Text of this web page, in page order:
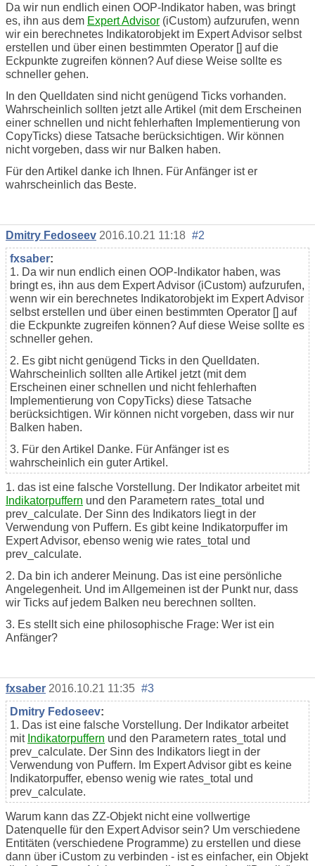
Da wir nun endlich einen OOP-Indikator haben, was bringt
es, ihn aus dem Expert Advisor (iCustom) aufzurufen, wenn
wir ein berechnetes Indikatorobjekt im Expert Advisor selbst
erstellen und über einen bestimmten Operator [] auf die
Eckpunkte zugreifen können? Auf diese Weise sollte es
schneller gehen.
In den Quelldaten sind nicht genügend Ticks vorhanden.
Wahrscheinlich sollten jetzt alle Artikel (mit dem Erscheinen
einer schnellen und nicht fehlerhaften Implementierung von
CopyTicks) diese Tatsache berücksichtigen. Wir können
nicht vorgeben, dass wir nur Balken haben.
Für den Artikel danke ich Ihnen. Für Anfänger ist er
wahrscheinlich das Beste.
Dmitry Fedoseev 2016.10.21 11:18 #2
fxsaber:
1. Da wir nun endlich einen OOP-Indikator haben, was
bringt es, ihn aus dem Expert Advisor (iCustom) aufzurufen,
wenn wir ein berechnetes Indikatorobjekt im Expert Advisor
selbst erstellen und über einen bestimmten Operator [] auf
die Eckpunkte zugreifen können? Auf diese Weise sollte es
schneller gehen.
2. Es gibt nicht genügend Ticks in den Quelldaten.
Wahrscheinlich sollten alle Artikel jetzt (mit dem
Erscheinen einer schnellen und nicht fehlerhaften
Implementierung von CopyTicks) diese Tatsache
berücksichtigen. Wir können nicht vorgeben, dass wir nur
Balken haben.
3. Für den Artikel Danke. Für Anfänger ist es
wahrscheinlich ein guter Artikel.
1. das ist eine falsche Vorstellung. Der Indikator arbeitet mit
Indikatorpuffern und den Parametern rates_total und
prev_calculate. Der Sinn des Indikators liegt in der
Verwendung von Puffern. Es gibt keine Indikatorpuffer im
Expert Advisor, ebenso wenig wie rates_total und
prev_calculate.
2. Da bin ich anderer Meinung. Das ist eine persönliche
Angelegenheit. Und im Allgemeinen ist der Punkt nur, dass
wir Ticks auf jedem Balken neu berechnen sollten.
3. Es stellt sich eine philosophische Frage: Wer ist ein
Anfänger?
fxsaber 2016.10.21 11:35 #3
Dmitry Fedoseev:
1. Das ist eine falsche Vorstellung. Der Indikator arbeitet
mit Indikatorpuffern und den Parametern rates_total und
prev_calculate. Der Sinn des Indikators liegt in der
Verwendung von Puffern. Im Expert Advisor gibt es keine
Indikatorpuffer, ebenso wenig wie rates_total und
prev_calculate.
Warum kann das ZZ-Objekt nicht eine vollwertige
Datenquelle für den Expert Advisor sein? Um verschiedene
Entitäten (verschiedene Programme) zu erstellen und diese
dann über iCustom zu verbinden - ist es einfacher, ein Objekt